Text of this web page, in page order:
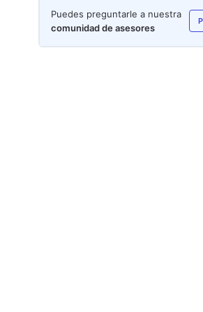
Puedes preguntarle a nuestra
comunidad de asesores